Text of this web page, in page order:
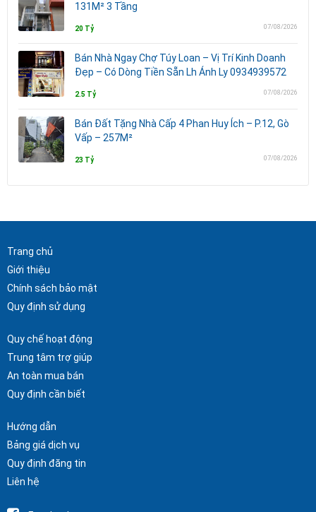
131M² 3 Tầng
20 Tỷ 07/08/2026
Bán Nhà Ngay Chợ Túy Loan – Vị Trí Kinh Doanh
Đẹp – Có Dòng Tiền Sẵn Lh Ánh Ly 0934939572
2.5 Tỷ 07/08/2026
Bán Đất Tặng Nhà Cấp 4 Phan Huy Ích – P.12, Gò
Vấp – 257M²
23 Tỷ 07/08/2026
Trang chủ
Giới thiệu
Chính sách bảo mật
Quy định sử dụng
Quy chế hoạt động
Trung tâm trợ giúp
An toàn mua bán
Quy định cần biết
Hướng dẫn
Bảng giá dịch vụ
Quy định đăng tin
Liên hệ